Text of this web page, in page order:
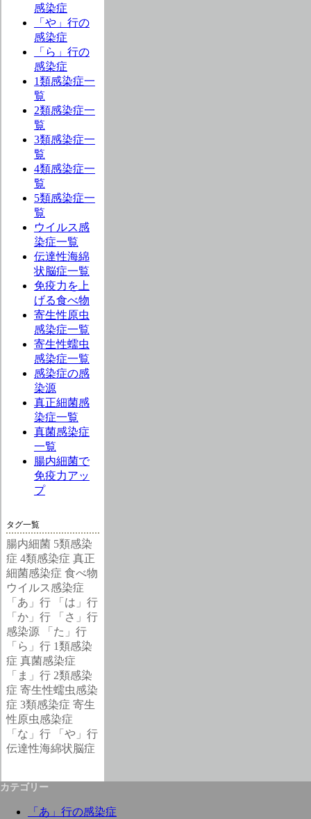
感染症
「や」行の
感染症
「ら」行の
感染症
1類感染症一
覧
2類感染症一
覧
3類感染症一
覧
4類感染症一
覧
5類感染症一
覧
ウイルス感
染症一覧
伝達性海綿
状脳症一覧
免疫力を上
げる食べ物
寄生性原虫
感染症一覧
寄生性蠕虫
感染症一覧
感染症の感
染源
真正細菌感
染症一覧
真菌感染症
一覧
腸内細菌で
免疫力アッ
プ
タグ一覧
腸内細菌 5類感染
症 4類感染症 真正
細菌感染症 食べ物
ウイルス感染症
「あ」行
「は」行
「か」行
「さ」行
感染源
「た」行
「ら」行 1類感染
症 真菌感染症
「ま」行 2類感染
症 寄生性蠕虫感染
症 3類感染症 寄生
性原虫感染症
「な」行
「や」行
伝達性海綿状脳症
カテゴリー
「あ」行の感染症